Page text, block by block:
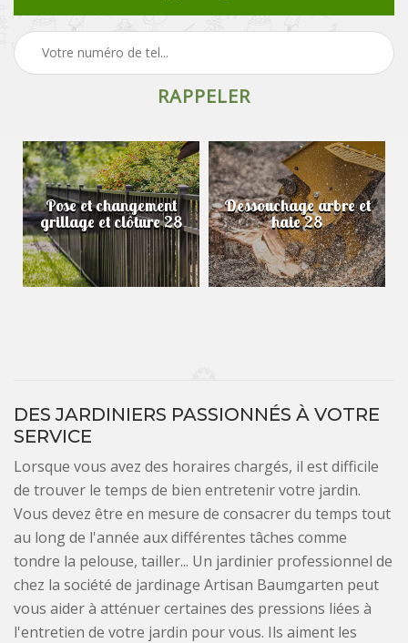
Pose et changement
grillage et clôture 28
Dessouchage arbre et
haie 28
DES JARDINIERS PASSIONNÉS À VOTRE
SERVICE
Lorsque vous avez des horaires chargés, il est difficile
de trouver le temps de bien entretenir votre jardin.
Vous devez être en mesure de consacrer du temps tout
au long de l'année aux différentes tâches comme
tondre la pelouse, tailler... Un jardinier professionnel de
chez la société de jardinage Artisan Baumgarten peut
vous aider à atténuer certaines des pressions liées à
l'entretien de votre jardin pour vous. Ils aiment les